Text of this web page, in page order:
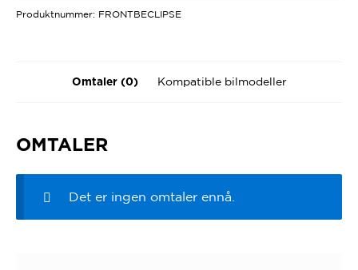
Produktnummer: FRONTBECLIPSE
Omtaler (0) Kompatible bilmodeller
OMTALER
Det er ingen omtaler ennå.